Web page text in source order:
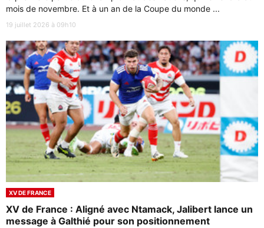
mois de novembre. Et à un an de la Coupe du monde ...
19 juillet 2026 à 09h10
XV DE FRANCE
XV de France : Aligné avec Ntamack, Jalibert lance un
message à Galthié pour son positionnement